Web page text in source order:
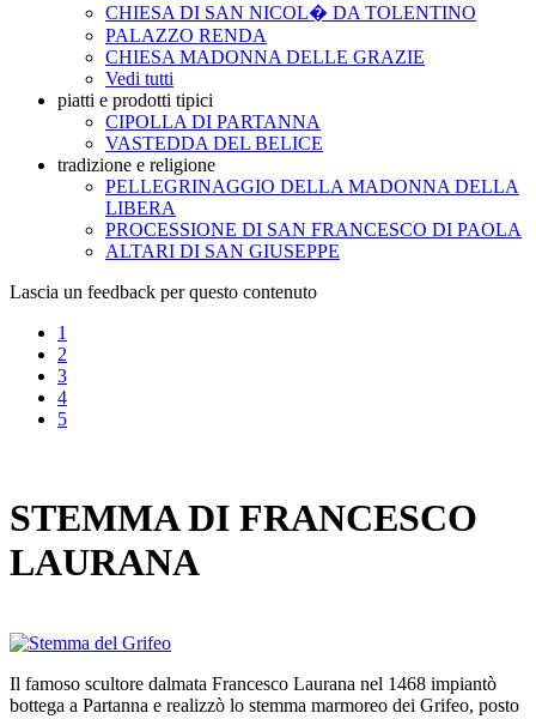
CHIESA DI SAN NICOL� DA TOLENTINO
PALAZZO RENDA
CHIESA MADONNA DELLE GRAZIE
Vedi tutti
piatti e prodotti tipici
CIPOLLA DI PARTANNA
VASTEDDA DEL BELICE
tradizione e religione
PELLEGRINAGGIO DELLA MADONNA DELLA
LIBERA
PROCESSIONE DI SAN FRANCESCO DI PAOLA
ALTARI DI SAN GIUSEPPE
Lascia un feedback per questo contenuto
1
2
3
4
5
STEMMA DI FRANCESCO
LAURANA
Il famoso scultore dalmata Francesco Laurana nel 1468 impiantò
bottega a Partanna e realizzò lo stemma marmoreo dei Grifeo, posto